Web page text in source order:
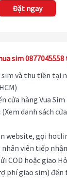
Đặt ngay
sim 0877045558
sim và thu tiền tại
cửa hàng Vua
danh sách
website, gọi
nhân viên tiếp
COD hoặc giao
phí giao sim) đến